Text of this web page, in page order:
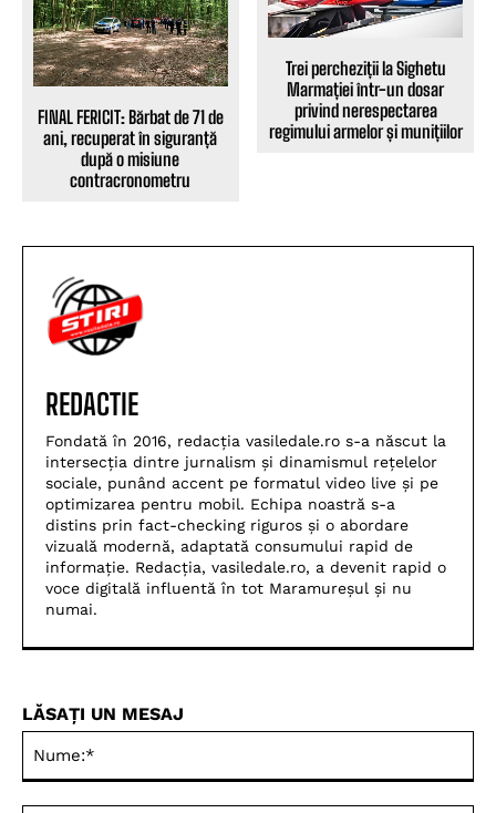
FINAL FERICIT: Bărbat de 71 de
ani, recuperat în siguranță
după o misiune
contracronometru
Trei percheziții la Sighetu
Marmației într-un dosar
privind nerespectarea
regimului armelor și munițiilor
REDACTIE
Fondată în 2016, redacția vasiledale.ro s-a născut la
intersecția dintre jurnalism și dinamismul rețelelor
sociale, punând accent pe formatul video live și pe
optimizarea pentru mobil. Echipa noastră s-a
distins prin fact-checking riguros și o abordare
vizuală modernă, adaptată consumului rapid de
informație. Redacția, vasiledale.ro, a devenit rapid o
voce digitală influentă în tot Maramureșul și nu
numai.
LĂSAȚI UN MESAJ